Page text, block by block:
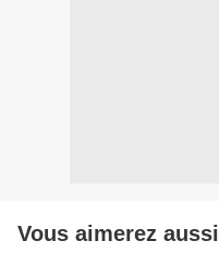
Vous aimerez aussi